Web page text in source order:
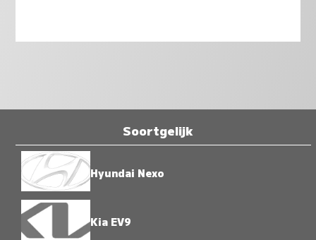
Soortgelijk
Hyundai Nexo
Kia EV9